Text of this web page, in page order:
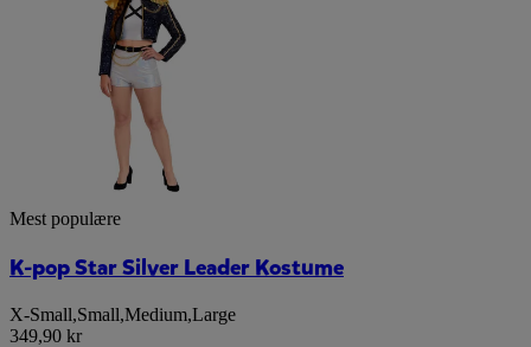
Mest populære
K-pop Star Silver Leader Kostume
X-Small,Small,Medium,Large
349,90 kr